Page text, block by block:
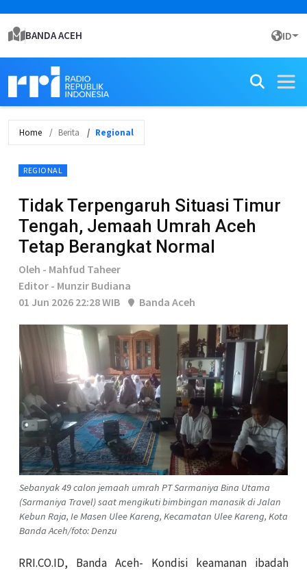
BANDA ACEH ID
Home Berita Regional
REGIONAL
Tidak Terpengaruh Situasi Timur
Tengah, Jemaah Umrah Aceh
Tetap Berangkat Normal
Oleh - Mahfud Taheer
Editor - Munzir Budiana
01 Jun 2026 22:28 WIB
Banda Aceh
Sebanyak 49 calon jemaah umrah PT Sarmaniya Bina Utama
(Sarmaniya Travel) saat mengikuti bimbingan manasik di Jalan
Kebun Raja, Ie Masen Ulee Kareng, Kecamatan Ulee Kareng, Kota
Banda Aceh/foto: Denzu
RRI.CO.ID, Banda Aceh- Kondisi keamanan ibadah